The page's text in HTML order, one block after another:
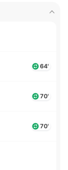
64'
70'
70'